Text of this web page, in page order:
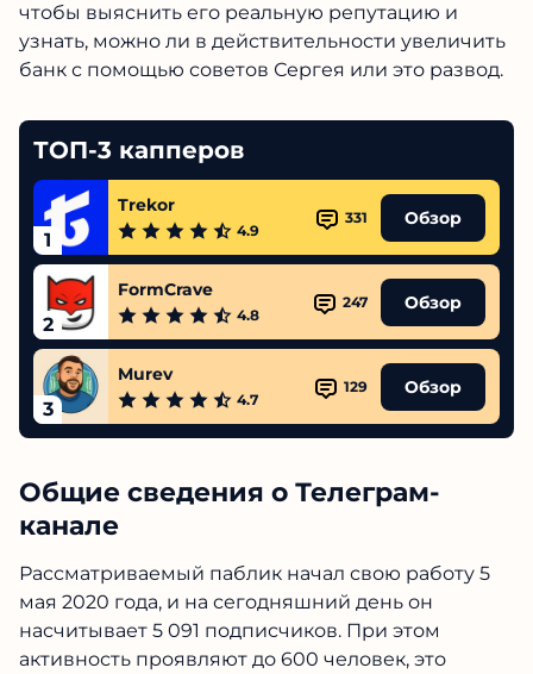
чтобы выяснить его реальную репутацию и
узнать, можно ли в действительности увеличить
банк с помощью советов Сергея или это развод.
ТОП-3 капперов
1
Trekor
4.9
331 Обзор
2
FormCrave
4.8
247 Обзор
3
Murev
4.7
129 Обзор
Общие сведения о Телеграм-
канале
Рассматриваемый паблик начал свою работу 5
мая 2020 года, и на сегодняшний день он
насчитывает 5 091 подписчиков. При этом
активность проявляют до 600 человек, это